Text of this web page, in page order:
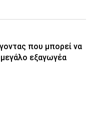
που μπορεί να
εξαγωγέα